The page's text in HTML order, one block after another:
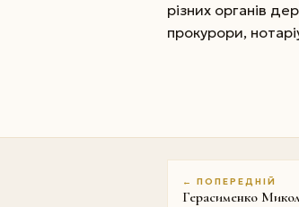
різних органів
прокурори,
← ПОПЕРЕДНІЙ
Герасименко